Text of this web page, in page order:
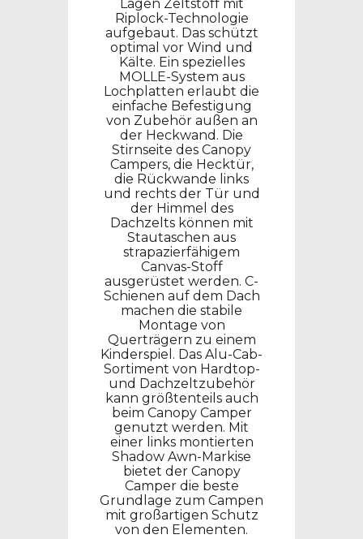
Lagen Zeltstoff mit
Riplock-Technologie
aufgebaut. Das schützt
optimal vor Wind und
Kälte. Ein spezielles
MOLLE-System aus
Lochplatten erlaubt die
einfache Befestigung
von Zubehör außen an
der Heckwand. Die
Stirnseite des Canopy
Campers, die Hecktür,
die Rückwande links
und rechts der Tür und
der Himmel des
Dachzelts können mit
Stautaschen aus
strapazierfähigem
Canvas-Stoff
ausgerüstet werden. C-
Schienen auf dem Dach
machen die stabile
Montage von
Querträgern zu einem
Kinderspiel. Das Alu-Cab-
Sortiment von Hardtop-
und Dachzeltzubehör
kann größtenteils auch
beim Canopy Camper
genutzt werden. Mit
einer links montierten
Shadow Awn-Markise
bietet der Canopy
Camper die beste
Grundlage zum Campen
mit großartigen Schutz
von den Elementen.